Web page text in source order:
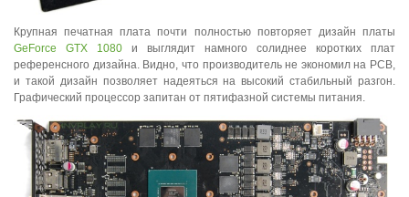
Крупная печатная плата почти полностью повторяет дизайн платы
GeForce GTX 1080 и выглядит намного солиднее коротких плат
референсного дизайна. Видно, что производитель не экономил на PCB,
и такой дизайн позволяет надеяться на высокий стабильный разгон.
Графический процессор запитан от пятифазной системы питания.